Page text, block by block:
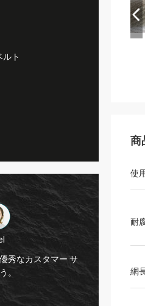
ルト
秀なカスタマー サ
。
ービ
商
使
耐
網